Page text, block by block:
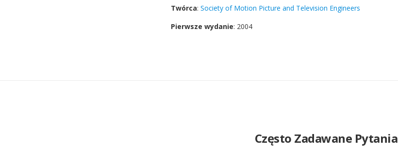
Twórca: Society of Motion Picture and Television Engineers
Pierwsze wydanie: 2004
Często Zadawane Pytania